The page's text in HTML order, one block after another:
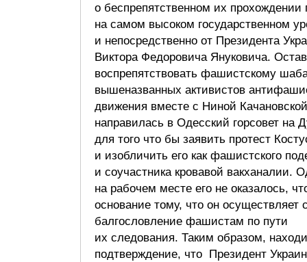
о беспрепятственном их прохождении
на самом высоком государственном
и непосредственно от Президента
Виктора Федоровича Януковича.
воспрепятствовать фашистскому
вышеназванных активистов
движения вместе с Ниной Качановской
направилась в Одесский горсовет на
для того что бы заявить протест
и изобличить его как фашистского
и соучастника кровавой вакханалии.
на рабочем месте его не оказалось,
основание тому, что он осуществляет
балгословление фашистам по пути
их следования. Таким образом,
подтверждение, что Президент